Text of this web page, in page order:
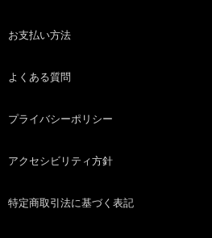
お支払い方法
よくある質問
プライバシーポリシー
アクセシビリティ方針
特定商取引法に基づく表記